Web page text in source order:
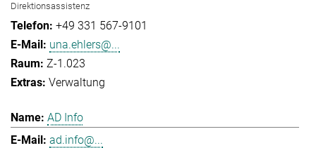
Direktionsassistenz
+49 331 567-9101
una.ehlers@...
Z-1.023
Verwaltung
AD Info
ad.info@...